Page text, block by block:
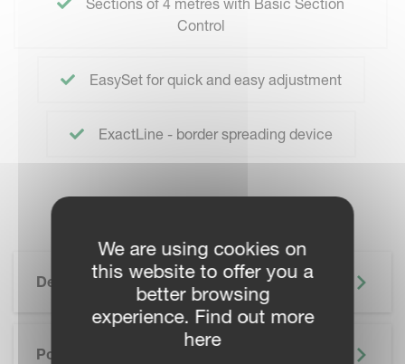
Sections of 4 metres with Basic Section
Control
EasySet for quick and easy adjustment
ExactLine - border spreading device
Description
Points Forts
We are using cookies on
this website to offer you a
better browsing
experience. Find out more
here